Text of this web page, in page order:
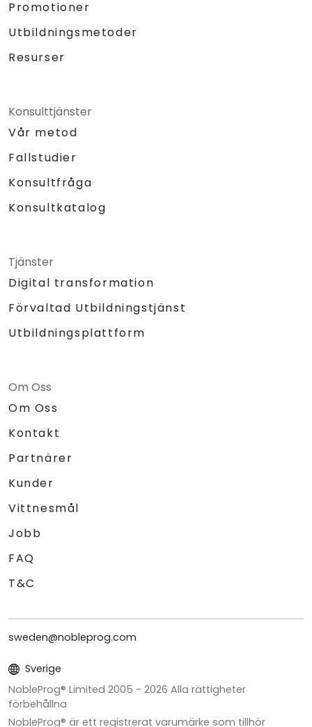
Promotioner
Utbildningsmetoder
Resurser
Konsulttjänster
Vår metod
Fallstudier
Konsultfråga
Konsultkatalog
Tjänster
Digital transformation
Förvaltad Utbildningstjänst
Utbildningsplattform
Om Oss
Om Oss
Kontakt
Partnärer
Kunder
Vittnesmål
Jobb
FAQ
T&C
sweden@nobleprog.com
Sverige
NobleProg® Limited 2005 - 2026 Alla rättigheter
förbehållna
NobleProg® är ett registrerat varumärke som tillhör